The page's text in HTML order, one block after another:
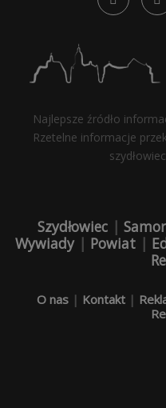
Najlepsze źródło
Rzetelne informacje
Szydłowiec |
Wywiady| Powiat |
O nas| Kontakt|